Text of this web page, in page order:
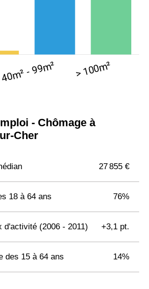
- Chômage à
Cher
27 855 €
18 à 64 ans 76%
d'activité (2006 - 2011) +3,1 pt.
des 15 à 64 ans 14%